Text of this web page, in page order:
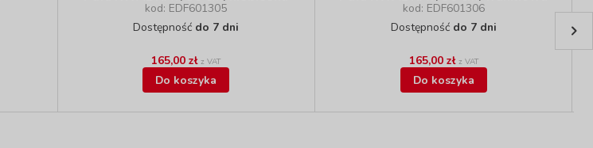
kod: EDF601305
Dostępność do 7 dni
165,00 zł z VAT
Do koszyka
kod: EDF601306
Dostępność do 7 dni
165,00 zł z VAT
Do koszyka